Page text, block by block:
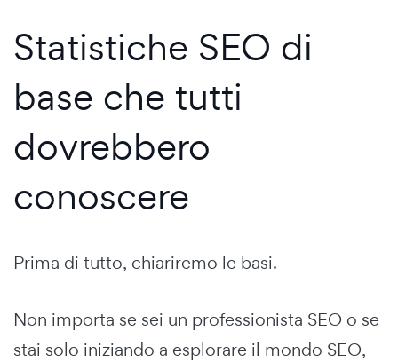
Statistiche SEO di
base che tutti
dovrebbero
conoscere
Prima di tutto, chiariremo le basi.
Non importa se sei un professionista SEO o se
stai solo iniziando a esplorare il mondo SEO,